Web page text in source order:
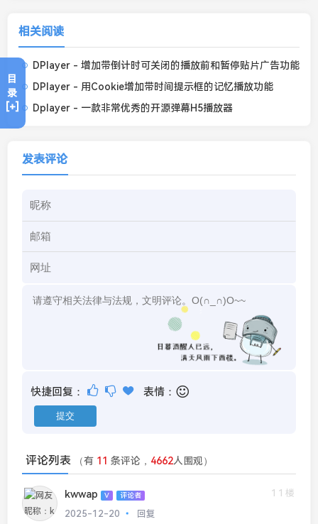
相关阅读
DPlayer - 增加带倒计时可关闭的播放前和暂停贴片广告功能
DPlayer - 用Cookie增加带时间提示框的记忆播放功能
Dplayer - 一款非常优秀的开源弹幕H5播放器
发表评论
快捷回复： 表情：
评论列表 （有 11 条评论， 4662人围观）
kwwap V 评论者
11楼
2025-12-20
回复
目
录
[+]